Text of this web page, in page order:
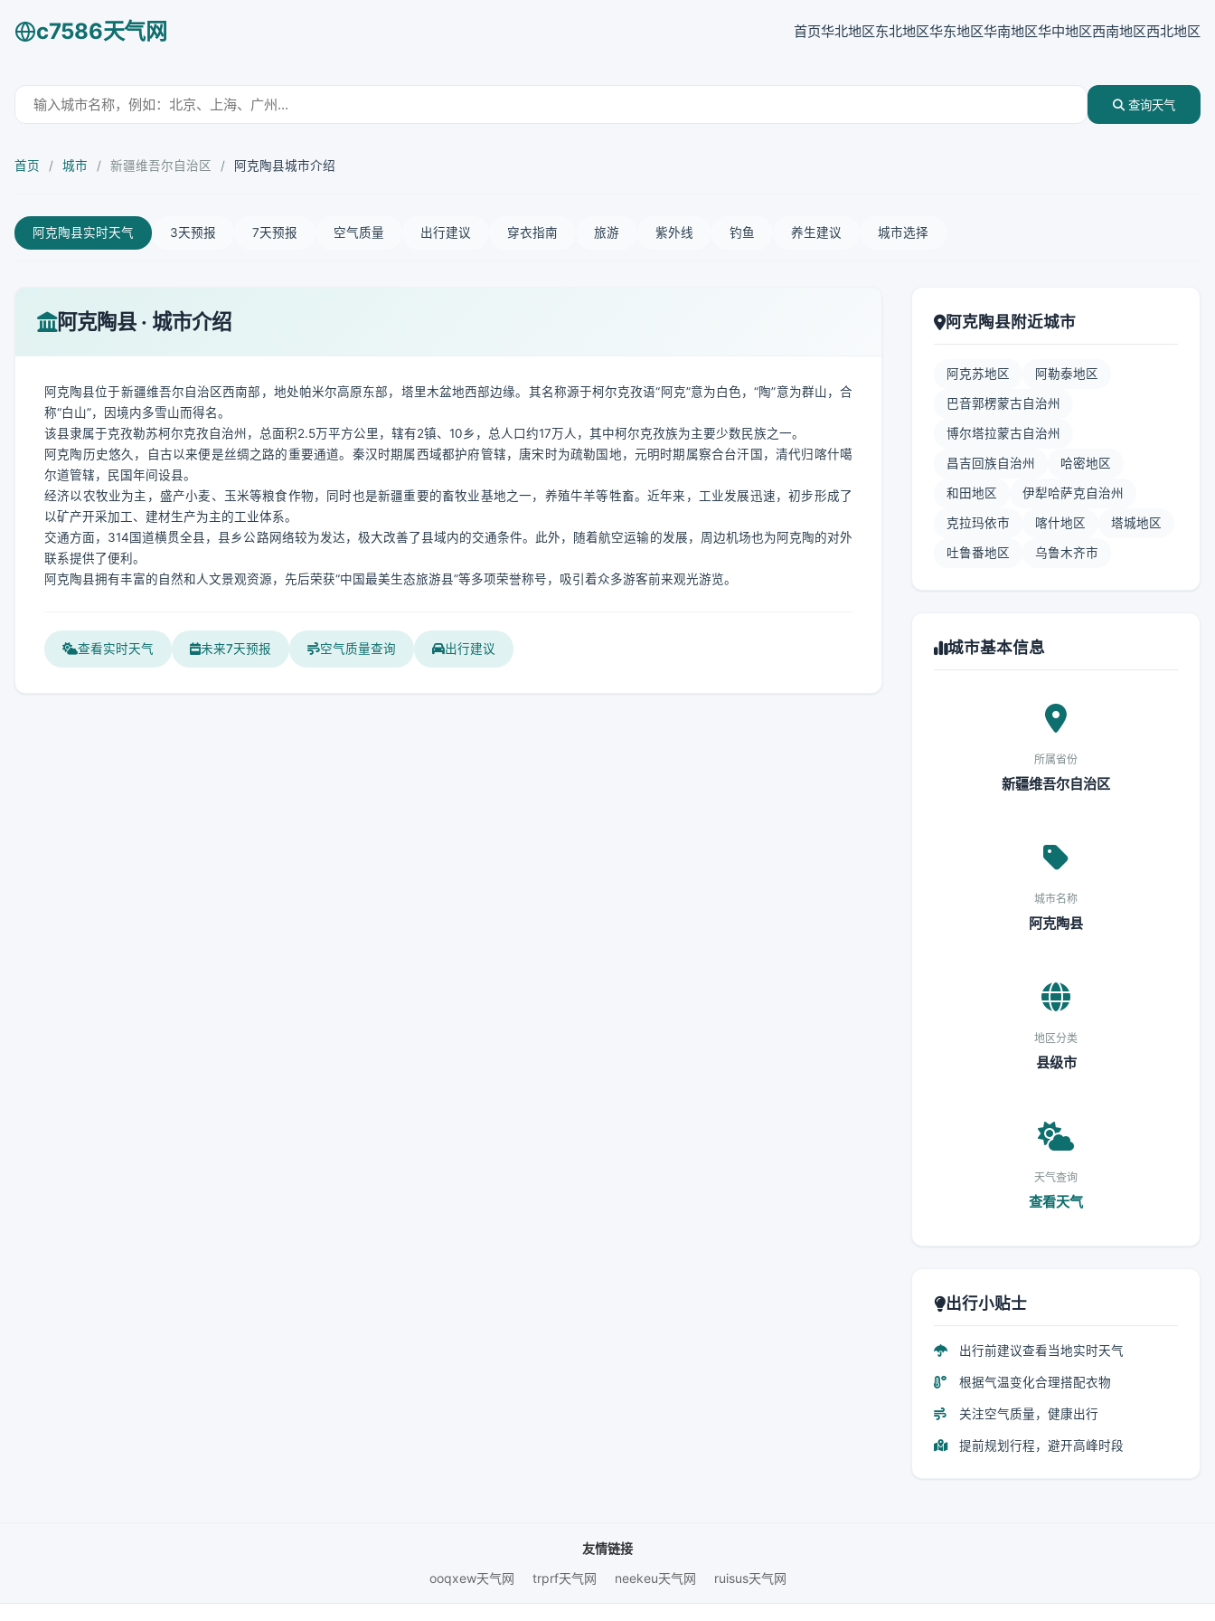
c7586天气网 首页华北地区东北地区华东地区华南地区华中地区西南地区西北地区
查询天气
首页 / 城市 / 新疆维吾尔自治区 / 阿克陶县城市介绍
阿克陶县实时天气 3天预报 7天预报 空气质量 出行建议 穿衣指南 旅游 紫外线 钓鱼 养生建议 城市选择
阿克陶县 · 城市介绍
阿克陶县位于新疆维吾尔自治区西南部，地处帕米尔高原东部，塔里木盆地西部边缘。其名称源于柯尔克孜语“阿克”意为白色，“陶”意为群山，合
称“白山”，因境内多雪山而得名。
该县隶属于克孜勒苏柯尔克孜自治州，总面积2.5万平方公里，辖有2镇、10乡，总人口约17万人，其中柯尔克孜族为主要少数民族之一。
阿克陶历史悠久，自古以来便是丝绸之路的重要通道。秦汉时期属西域都护府管辖，唐宋时为疏勒国地，元明时期属察合台汗国，清代归喀什噶
尔道管辖，民国年间设县。
经济以农牧业为主，盛产小麦、玉米等粮食作物，同时也是新疆重要的畜牧业基地之一，养殖牛羊等牲畜。近年来，工业发展迅速，初步形成了
以矿产开采加工、建材生产为主的工业体系。
交通方面，314国道横贯全县，县乡公路网络较为发达，极大改善了县域内的交通条件。此外，随着航空运输的发展，周边机场也为阿克陶的对外
联系提供了便利。
阿克陶县拥有丰富的自然和人文景观资源，先后荣获“中国最美生态旅游县”等多项荣誉称号，吸引着众多游客前来观光游览。
查看实时天气 未来7天预报 空气质量查询 出行建议
阿克陶县附近城市
阿克苏地区 阿勒泰地区
巴音郭楞蒙古自治州
博尔塔拉蒙古自治州
昌吉回族自治州 哈密地区
和田地区 伊犁哈萨克自治州
克拉玛依市 喀什地区 塔城地区
吐鲁番地区 乌鲁木齐市
城市基本信息
所属省份
新疆维吾尔自治区
城市名称
阿克陶县
地区分类
县级市
天气查询
查看天气
出行小贴士
出行前建议查看当地实时天气
根据气温变化合理搭配衣物
关注空气质量，健康出行
提前规划行程，避开高峰时段
友情链接
ooqxew天气网
trprf天气网 neekeu天气网 ruisus天气网